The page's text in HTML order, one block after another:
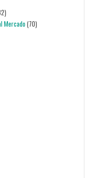
Mercado(70)